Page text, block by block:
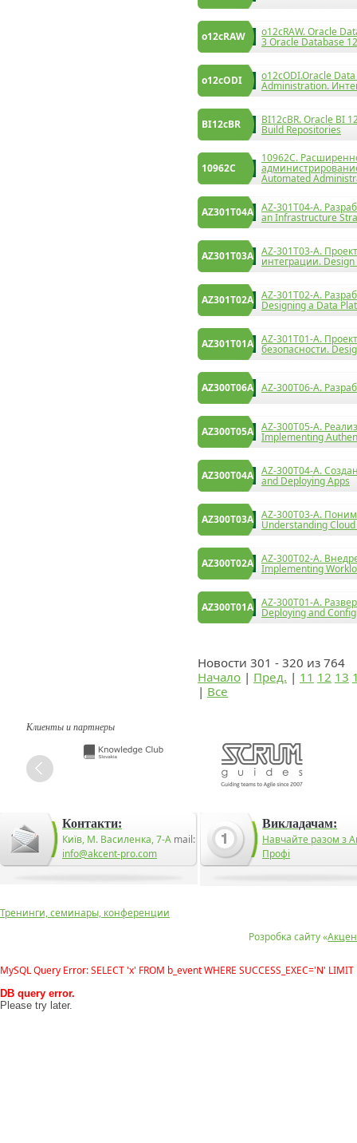
o12cRAW o12cRAW. Oracle
3 Oracle Database
o12cODI o12cODI.Oracle
Administration.
BI12cBR BI12cBR. Oracle BI
Build Repositories
10962C
10962C.
Automated
AZ301T04A AZ-301T04-A.
an Infrastructure
AZ301T03A AZ-301T03-A.
интеграции.
AZ301T02A AZ-301T02-A.
Designing a Data
AZ301T01A AZ-301T01-A.
безопасности.
AZ300T06A AZ-300T06-A.
AZ300T05A AZ-300T05-A.
Implementing
AZ300T04A AZ-300T04-A.
and Deploying Apps
AZ300T03A AZ-300T03-A.
Understanding
AZ300T02A AZ-300T02-A.
Implementing
AZ300T01А AZ-300T01-А.
Deploying and
Новости 301 - 320 из 764
Начало | Пред. | 11 12 13
| Все
Клиенты и партнеры
Контакти:
Київ, М. Василенка, 7-А mail:
info@akcent-pro.com
Викладачам:
Навчайте разом з
Профі
Розробка сайту «
Тренинги, семинары, конференции
MySQL Query Error: SELECT 'x' FROM b_event WHERE SUCCESS_EXEC='N' LIMIT
DB query error.
Please try later.